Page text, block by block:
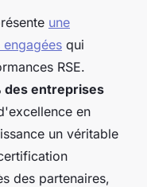
une
qui
RSE.
des entreprises
en
un véritable
des partenaires,